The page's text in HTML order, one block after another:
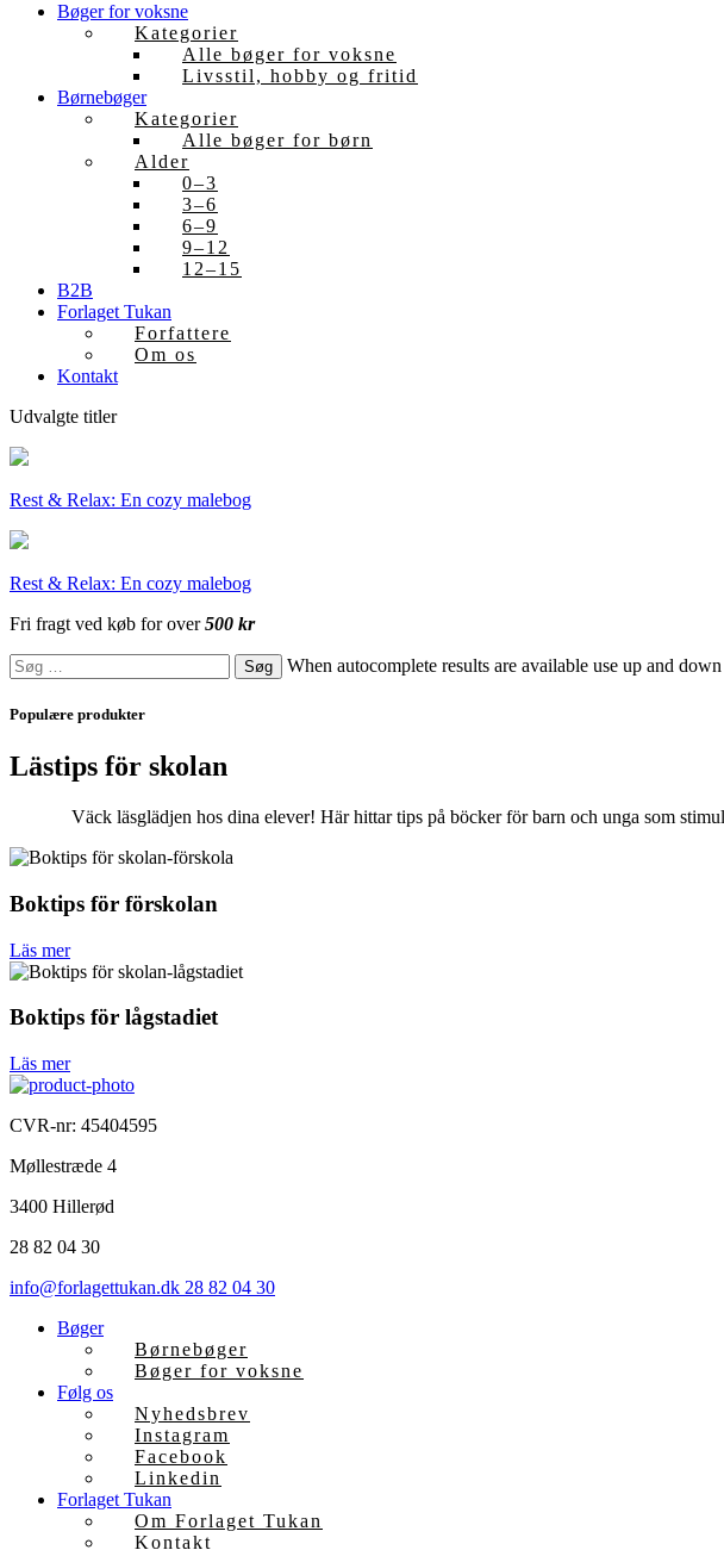
Bøger for voksne
Kategorier
Alle bøger for voksne
Livsstil, hobby og fritid
Børnebøger
Kategorier
Alle bøger for børn
Alder
0–3
3–6
6–9
9–12
12–15
B2B
Forlaget Tukan
Forfattere
Om os
Kontakt
Udvalgte titler
Rest & Relax: En cozy malebog
Rest & Relax: En cozy malebog
Fri fragt ved køb for over500 kr
Søg
efter:
When autocomplete results are available use up and
Populære produkter
Lästips för skolan
Väck läsglädjen hos dina elever! Här hittar tips på böcker för barn och unga som
Boktips för förskolan
Läs mer
Boktips för lågstadiet
Läs mer
CVR-nr: 45404595
Møllestræde 4
3400 Hillerød
28 82 04 30
info@forlagettukan.dk 28 82 04 30
Bøger
Børnebøger
Bøger for voksne
Følg os
Nyhedsbrev
Instagram
Facebook
Linkedin
Forlaget Tukan
Om Forlaget Tukan
Kontakt